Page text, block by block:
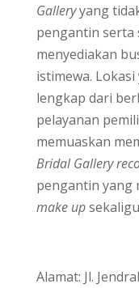
Galleryyang
pengantin serta
menyediakan
istimewa.
lengkap dari
pelayanan
memuaskan
Bridal Gallery
pengantin yang
make up
Alamat: Jl.